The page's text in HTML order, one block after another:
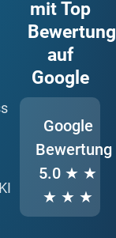
mit Top
auf
Google
Google
Bewertung
5.0 ★ ★
★ ★ ★